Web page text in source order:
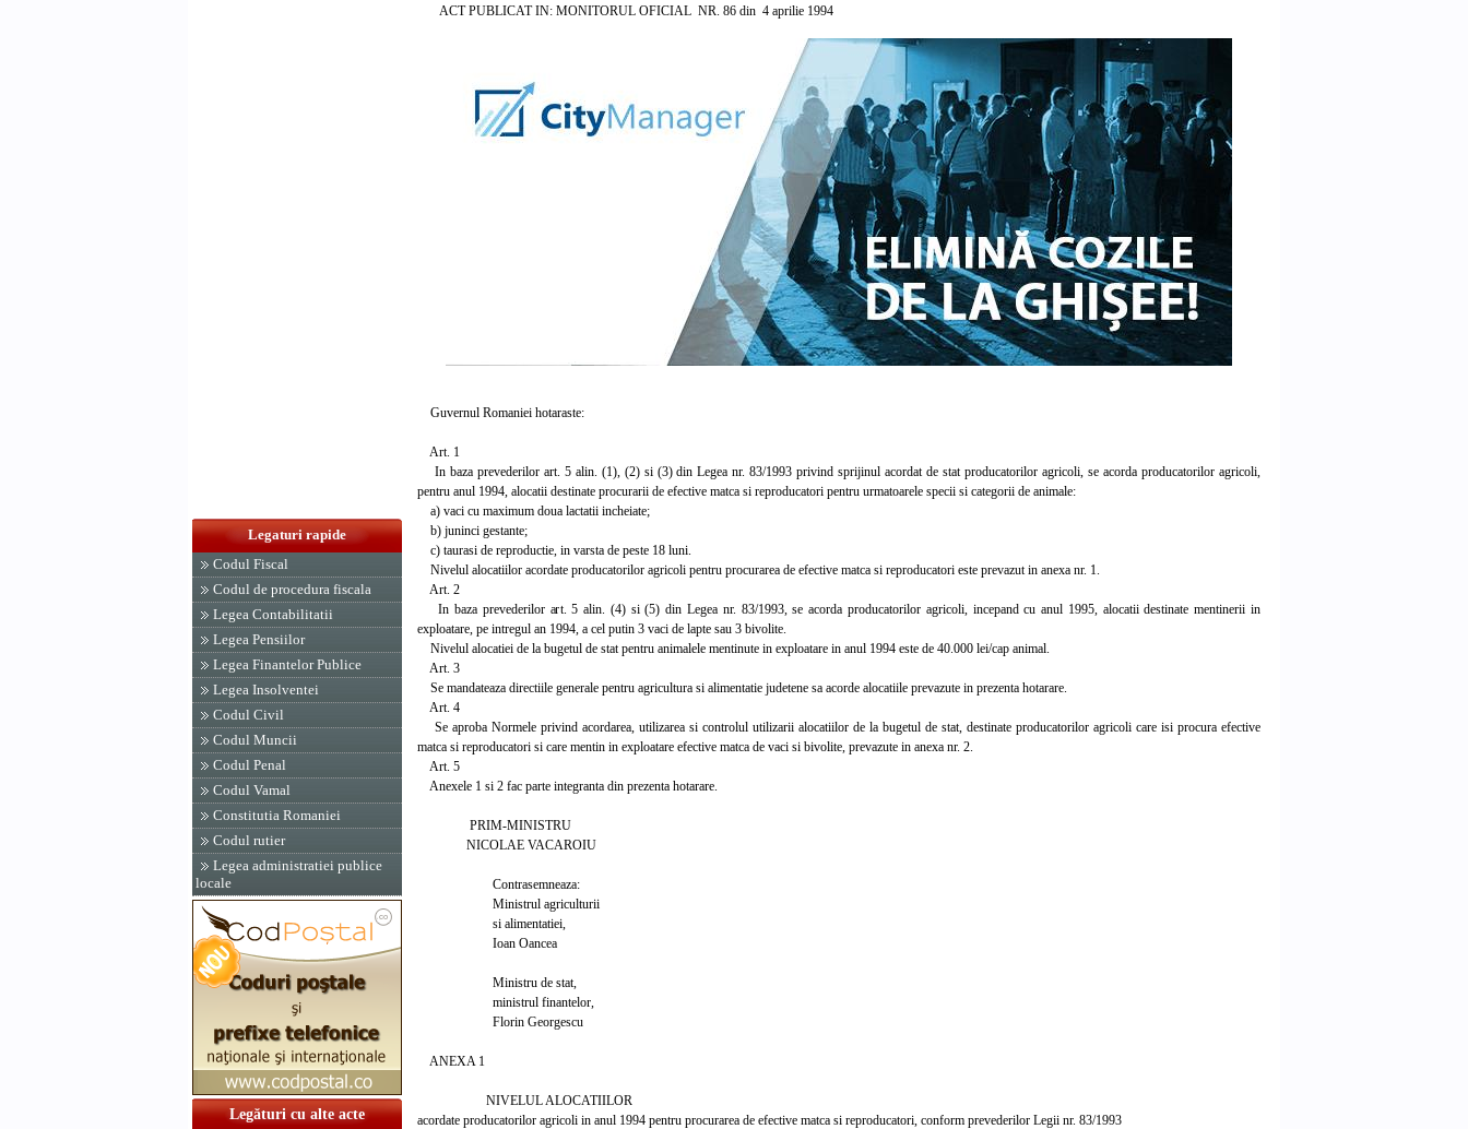
Legaturi rapide
Codul Fiscal
Codul de procedura fiscala
Legea Contabilitatii
Legea Pensiilor
Legea Finantelor Publice
Legea Insolventei
Codul Civil
Codul Muncii
Codul Penal
Codul Vamal
Constitutia Romaniei
Codul rutier
Legea administratiei publice
locale
Legături cu alte acte
ACT PUBLICAT IN: MONITORUL OFICIAL NR. 86 din 4 aprilie 1994
Guvernul Romaniei hotaraste:
Art. 1
In baza prevederilor art. 5 alin. (1), (2) si (3) din Legea nr. 83/1993 privind sprijinul acordat de stat producatorilor agricoli, se acorda producatorilor agricoli,
pentru anul 1994, alocatii destinate procurarii de efective matca si reproducatori pentru urmatoarele specii si categorii de animale:
a) vaci cu maximum doua lactatii incheiate;
b) juninci gestante;
c) taurasi de reproductie, in varsta de peste 18 luni.
Nivelul alocatiilor acordate producatorilor agricoli pentru procurarea de efective matca si reproducatori este prevazut in anexa nr. 1.
Art. 2
In baza prevederilor art. 5 alin. (4) si (5) din Legea nr. 83/1993, se acorda producatorilor agricoli, incepand cu anul 1995, alocatii destinate mentinerii in
exploatare, pe intregul an 1994, a cel putin 3 vaci de lapte sau 3 bivolite.
Nivelul alocatiei de la bugetul de stat pentru animalele mentinute in exploatare in anul 1994 este de 40.000 lei/cap animal.
Art. 3
Se mandateaza directiile generale pentru agricultura si alimentatie judetene sa acorde alocatiile prevazute in prezenta hotarare.
Art. 4
Se aproba Normele privind acordarea, utilizarea si controlul utilizarii alocatiilor de la bugetul de stat, destinate producatorilor agricoli care isi procura efective
matca si reproducatori si care mentin in exploatare efective matca de vaci si bivolite, prevazute in anexa nr. 2.
Art. 5
Anexele 1 si 2 fac parte integranta din prezenta hotarare.
PRIM-MINISTRU
NICOLAE VACAROIU
Contrasemneaza:
Ministrul agriculturii
si alimentatiei,
Ioan Oancea
Ministru de stat,
ministrul finantelor,
Florin Georgescu
ANEXA 1
NIVELUL ALOCATIILOR
acordate producatorilor agricoli in anul 1994 pentru procurarea de efective matca si reproducatori, conform prevederilor Legii nr. 83/1993